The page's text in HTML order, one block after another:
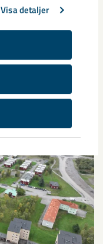
Visa detaljer